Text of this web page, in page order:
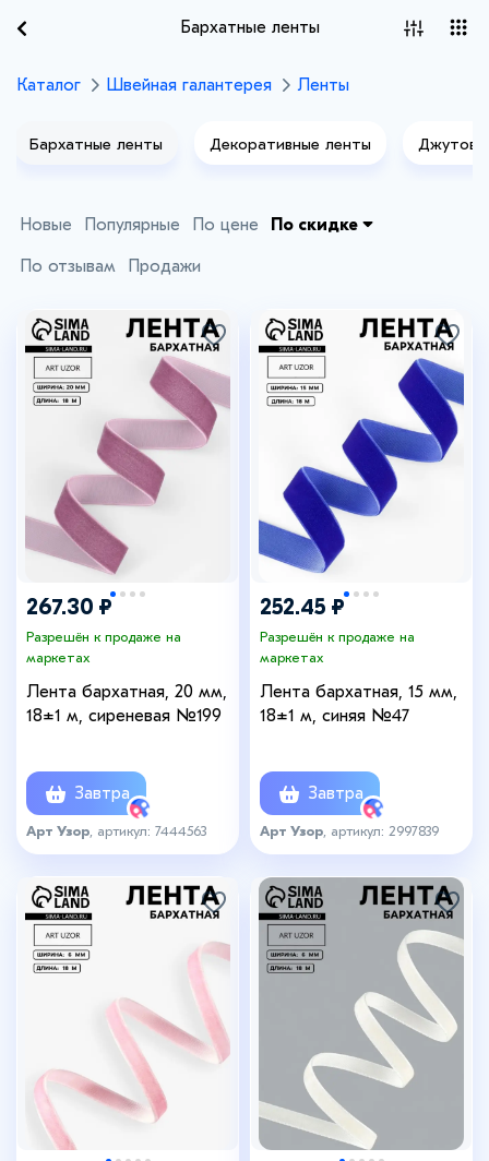
Бархатные ленты
Каталог Швейная галантерея Ленты
Бархатные ленты Декоративные ленты
Новые Популярные По цене По скидке
По отзывам Продажи
267.30 ₽
Разрешён к продаже на
маркетах
Лента бархатная, 20 мм,
18±1 м, сиреневая №199
Завтра
Арт Узор , артикул: 7444563
252.45 ₽
Разрешён к продаже на
маркетах
Лента бархатная, 15 мм,
18±1 м, синяя №47
Завтра
Арт Узор , артикул: 2997839